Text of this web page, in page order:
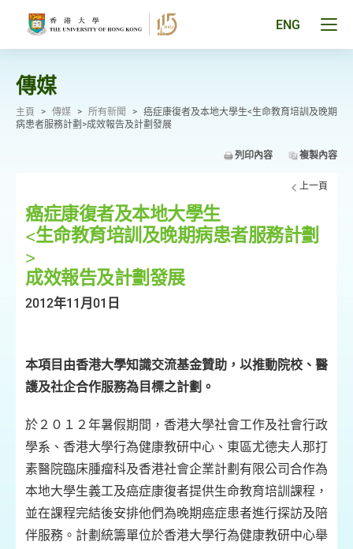
ENG
傳媒
主頁 > 傳媒 > 所有新聞 > 癌症康復者及本地大學生<生命教育培訓及晚期
病患者服務計劃>成效報告及計劃發展
列印內容 複製內容
上一頁
癌症康復者及本地大學生
<生命教育培訓及晚期病患者服務計劃
>
成效報告及計劃發展
2012年11月01日
本項目由香港大學知識交流基金贊助，以推動院校、醫
護及社企合作服務為目標之計劃。
於２０１２年暑假期間，香港大學社會工作及社會行政
學系、香港大學行為健康教研中心、東區尤德夫人那打
素醫院臨床腫瘤科及香港社會企業計劃有限公司合作為
本地大學生義工及癌症康復者提供生命教育培訓課程，
並在課程完結後安排他們為晚期癌症患者進行探訪及陪
伴服務。計劃統籌單位於香港大學行為健康教研中心舉